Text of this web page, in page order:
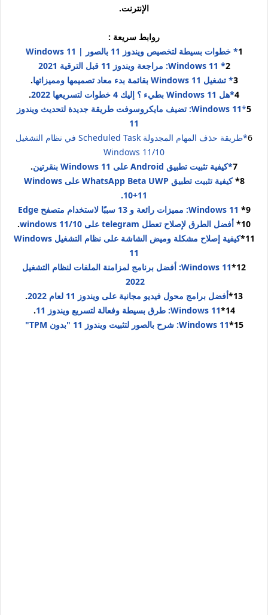
الإنترنت.
روابط سريعة :
1* خطوات بسيطة لتخصيص ويندوز 11 بالصور | Windows 11
2* Windows 11: مراجعة ويندوز 11 قبل الترقية 2021
3* تشغيل Windows 11 بقائمة بدء معاد تصميمها ومميزاتها
.
4*هل Windows 11 بطيء ؟ إليك 4 خطوات لتسريعها 2022
.
5
*
Windows 11: تضيف مايكروسوفت طريقة جديدة لتحديث ويندوز
11
6
*طريقة حذف المهام المجدولة Scheduled Task في نظام التشغيل
Windows 11/10
7*كيفية تثبيت تطبيق Android على Windows 11 بنقرتين
.
8*
كيفية تثبيت تطبيق WhatsApp Beta UWP على Windows
10+11
.
9*
Windows 11: مميزات رائعة و 13 سببًا لاستخدام متصفح Edge
10*
أفضل الطرق لإصلاح تعطل telegram على 10/windows 11
.
11*
كيفية إصلاح مشكلة وميض الشاشة على نظام التشغيل Windows
11
12*
Windows 11: أفضل برنامج لمزامنة الملفات لنظام التشغيل
2022
13* أفضل برامج محول فيديو مجانية على ويندوز 11 لعام 2022
.
14* Windows 11: طرق بسيطة وفعالة لتسريع ويندوز 11
.
15* Windows 11: شرح بالصور لتثبيت ويندوز 11 "بدون TPM"